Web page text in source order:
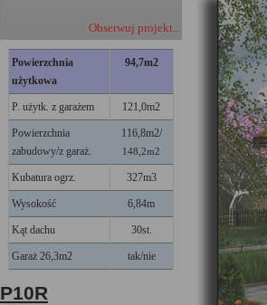
Obserwuj projekt...
Powierzchnia
użytkowa
94,7m2
P. użytk. z garażem 121,0m2
Powierzchnia
zabudowy/z garaż.
116,8m2/
148,2m2
Kubatura ogrz. 327m3
Wysokość 6,84m
Kąt dachu 30st.
Garaż 26,3m2 tak/nie
P10R